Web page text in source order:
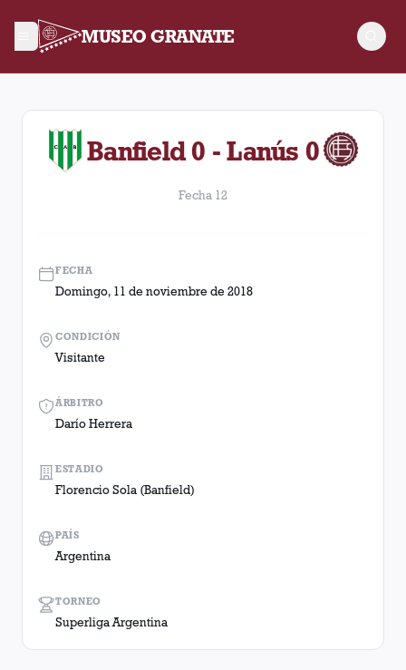
MUSEO GRANATE
Fecha 12. Partido entre Lanús y Banfield disputado el
Banfield 0 - Lanús 0
Fecha 12
FECHA
Domingo, 11 de noviembre de 2018
ÁRBITRO
Darío Herrera
TORNEO
Superliga Argentina
CONDICIÓN
Visitante
ESTADIO
Florencio Sola (Banfield)
PAÍS
Argentina